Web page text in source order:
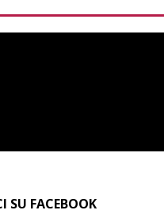
SU FACEBOOK